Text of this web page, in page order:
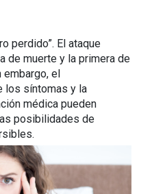
perdido”. El ataque
de muerte y la primera de
embargo, el
los síntomas y la
médica pueden
posibilidades de